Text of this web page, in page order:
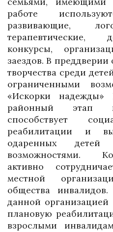
работе
развивающие,
терапевтические,
конкурсы,
заездов. В
творчества среди
ограниченными
«Искорки надежды»
районный этап
способствует
реабилитации и
одаренных детей
возможностями.
активно
местной
общества
данной организацией
плановую
взрослыми